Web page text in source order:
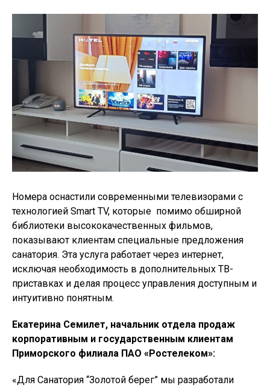
Номера оснастили современными телевизорами с
технологией Smart TV, которые помимо обширной
библиотеки высококачественных фильмов,
показывают клиентам специальные предложения
санатория. Эта услуга работает через интернет,
исключая необходимость в дополнительных ТВ-
приставках и делая процесс управления доступным и
интуитивно понятным.
Екатерина Семилет, начальник отдела продаж
корпоративным и государственным клиентам
Приморского филиала ПАО «Ростелеком»:
«Для Санатория “Золотой берег” мы разработали